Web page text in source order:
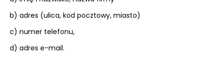
b) adres (ulica, kod pocztowy, miasto)
c) numer telefonu,
d) adres e-mail.